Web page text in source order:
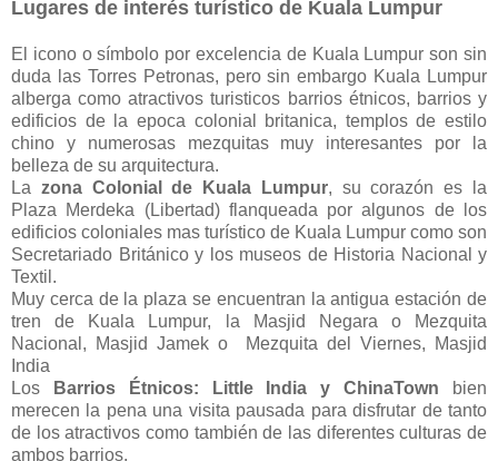
Lugares de interés turístico de Kuala Lumpur
El icono o símbolo por excelencia de Kuala Lumpur son sin
duda las Torres Petronas, pero sin embargo Kuala Lumpur
alberga como atractivos turisticos barrios étnicos, barrios y
edificios de la epoca colonial britanica, templos de estilo
chino y numerosas mezquitas muy interesantes por la
belleza de su arquitectura.
La zona Colonial de Kuala Lumpur, su corazón es la
Plaza Merdeka (Libertad) flanqueada por algunos de los
edificios coloniales mas turístico de Kuala Lumpur como son
Secretariado Británico y los museos de Historia Nacional y
Textil.
Muy cerca de la plaza se encuentran la antigua estación de
tren de Kuala Lumpur, la Masjid Negara o Mezquita
Nacional, Masjid Jamek o Mezquita del Viernes, Masjid
India
Los
Barrios Étnicos: Little India y ChinaTown bien
merecen la pena una visita pausada para disfrutar de tanto
de los atractivos como también de las diferentes culturas de
ambos barrios.